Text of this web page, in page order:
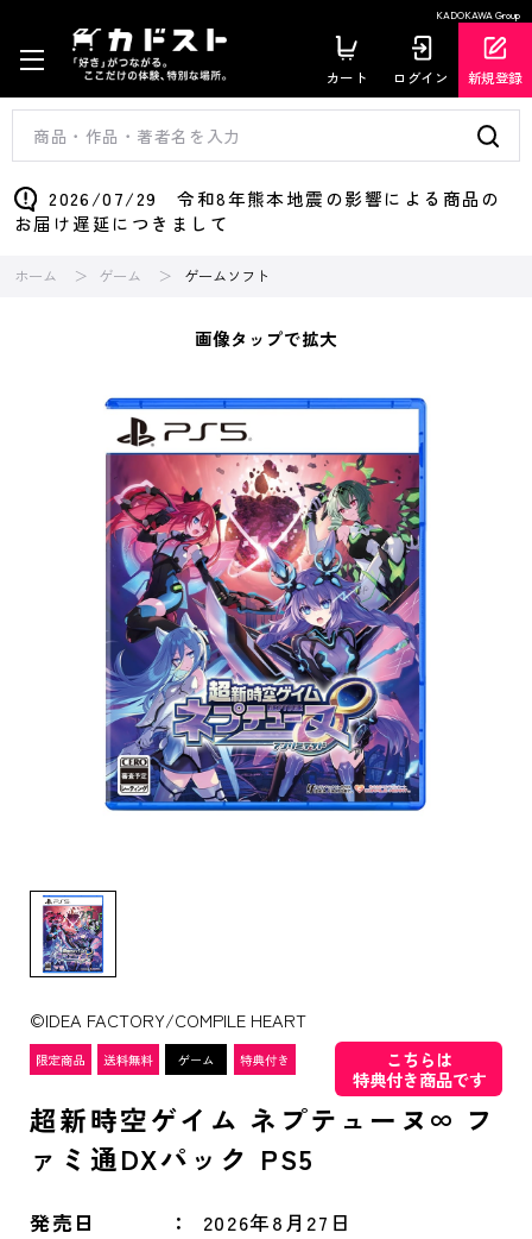
KADOKAWA Group
カート ログイン 新規登録
2026/07/29 令和8年熊本地震の影響による商品の
お届け遅延につきまして
ホーム ゲーム ゲームソフト
画像タップで拡大
©IDEA FACTORY/COMPILE HEART
こちらは
特典付き商品です
超新時空ゲイム ネプテューヌ∞ フ
ァミ通DXパック PS5
発売日 2026年8月27日